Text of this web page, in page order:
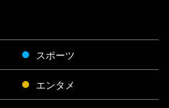
スポーツ
エンタメ